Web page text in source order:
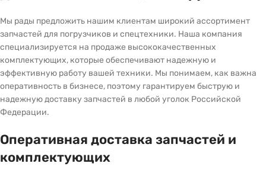
Мы рады предложить нашим клиентам широкий ассортимент
запчастей для погрузчиков и спецтехники. Наша компания
специализируется на продаже высококачественных
комплектующих, которые обеспечивают надежную и
эффективную работу вашей техники. Мы понимаем, как важна
оперативность в бизнесе, поэтому гарантируем быструю и
надежную доставку запчастей в любой уголок Российской
Федерации.
Оперативная доставка запчастей и
комплектующих